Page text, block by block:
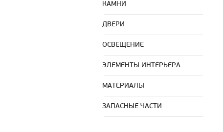
КАМНИ
ДВЕРИ
ОСВЕЩЕНИЕ
ЭЛЕМЕНТЫ ИНТЕРЬЕРА
МАТЕРИАЛЫ
ЗАПАСНЫЕ ЧАСТИ